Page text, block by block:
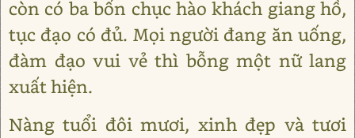
còn có ba bốn chục hào khách giang hồ,
tục đạo có đủ. Mọi người đang ăn uống,
đàm đạo vui vẻ thì bỗng một nữ lang
xuất hiện.
Nàng tuổi đôi mươi, xinh đẹp và tươi